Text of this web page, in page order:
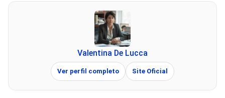
Valentina De Lucca
Ver perfil completo Site Oficial